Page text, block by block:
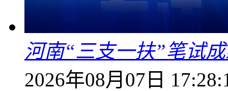
河南“三支一扶”笔试
2026年08月07日